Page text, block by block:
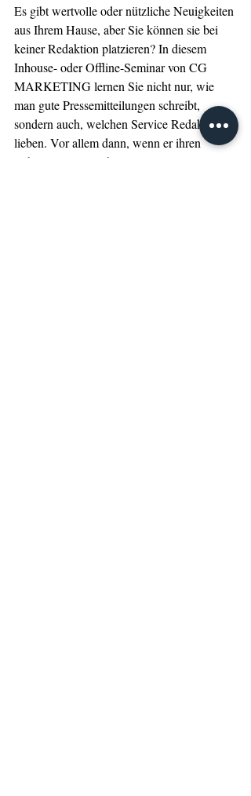
Es gibt wertvolle oder nützliche Neuigkeiten
aus Ihrem Hause, aber Sie können sie bei
keiner Redaktion platzieren? In diesem
Inhouse- oder Offline-Seminar von CG
MARKETING lernen Sie nicht nur, wie
man gute Pressemitteilungen schreibt,
sondern auch, welchen Service Redaktionen
lieben. Vor allem dann, wenn er ihren
Arbeitsalltag erleichtert!